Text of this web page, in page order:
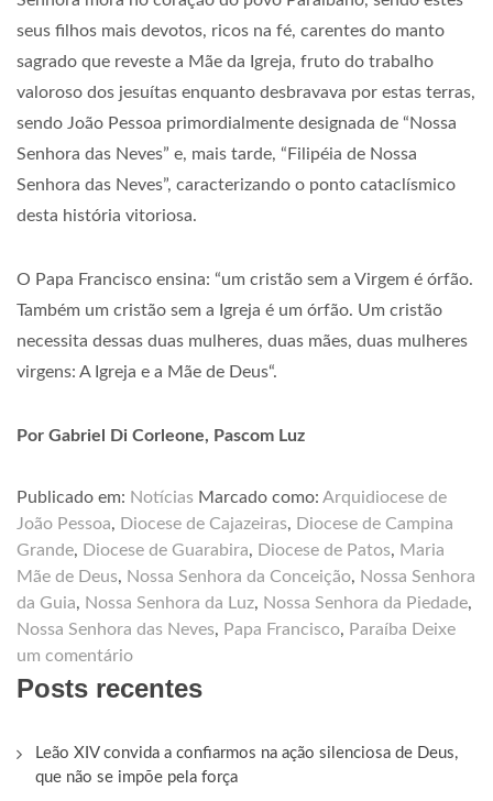
seus filhos mais devotos, ricos na fé, carentes do manto
sagrado que reveste a Mãe da Igreja, fruto do trabalho
valoroso dos jesuítas enquanto desbravava por estas terras,
sendo João Pessoa primordialmente designada de “Nossa
Senhora das Neves” e, mais tarde, “Filipéia de Nossa
Senhora das Neves”, caracterizando o ponto cataclísmico
desta história vitoriosa.
O Papa Francisco ensina: “um cristão sem a Virgem é órfão.
Também um cristão sem a Igreja é um órfão. Um cristão
necessita dessas duas mulheres, duas mães, duas mulheres
virgens: A Igreja e a Mãe de Deus“.
Por Gabriel Di Corleone, Pascom Luz
Publicado em: Notícias Marcado como: Arquidiocese de
João Pessoa, Diocese de Cajazeiras, Diocese de Campina
Grande, Diocese de Guarabira, Diocese de Patos, Maria
Mãe de Deus, Nossa Senhora da Conceição, Nossa Senhora
da Guia, Nossa Senhora da Luz, Nossa Senhora da Piedade,
Nossa Senhora das Neves, Papa Francisco, Paraíba Deixe
um comentário
Posts recentes
Leão XIV convida a confiarmos na ação silenciosa de Deus,
que não se impõe pela força